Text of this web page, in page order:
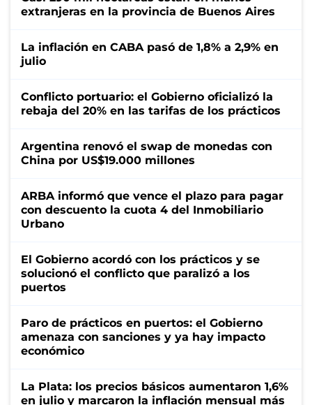
extranjeras en la provincia de Buenos Aires
La inflación en CABA pasó de 1,8% a 2,9% en
julio
Conflicto portuario: el Gobierno oficializó la
rebaja del 20% en las tarifas de los prácticos
Argentina renovó el swap de monedas con
China por US$19.000 millones
ARBA informó que vence el plazo para pagar
con descuento la cuota 4 del Inmobiliario
Urbano
El Gobierno acordó con los prácticos y se
solucionó el conflicto que paralizó a los
puertos
Paro de prácticos en puertos: el Gobierno
amenaza con sanciones y ya hay impacto
económico
La Plata: los precios básicos aumentaron 1,6%
en julio y marcaron la inflación mensual más